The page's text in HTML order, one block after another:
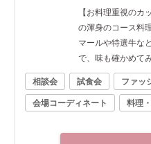
【お料理重視の
の渾身のコース料
マールや特選牛な
で、味も確かめて
相談会
試食会
ファッ
会場コーディネート
料理